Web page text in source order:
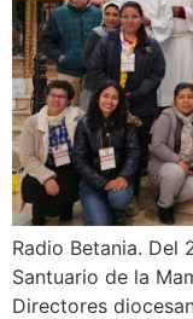
Radio Betania. Del
Santuario de la
Directores